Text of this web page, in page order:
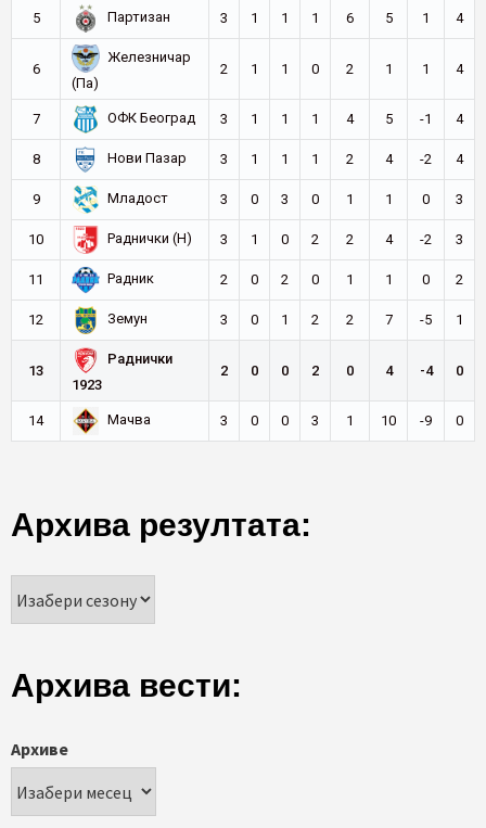
5 Партизан 3 1 1 1 6 5 1 4
6
Железничар
(Па)
2 1 1 0 2 1 1 4
7 ОФК Београд 3 1 1 1 4 5 -1 4
8 Нови Пазар 3 1 1 1 2 4 -2 4
9 Младост 3 0 3 0 1 1 0 3
10 Раднички (Н) 3 1 0 2 2 4 -2 3
11 Радник 2 0 2 0 1 1 0 2
12 Земун 3 0 1 2 2 7 -5 1
13
Раднички
1923
2 0 0 2 0 4 -4 0
14 Мачва 3 0 0 3 1 10 -9 0
Архива резултата:
Архива вести:
Архиве